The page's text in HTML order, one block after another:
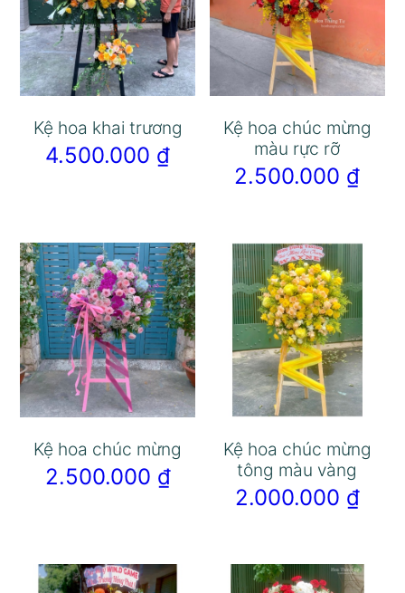
Kệ hoa khai trương
4.500.000 ₫
Kệ hoa chúc mừng
màu rực rỡ
2.500.000 ₫
Kệ hoa chúc mừng
2.500.000 ₫
Kệ hoa chúc mừng
tông màu vàng
2.000.000 ₫